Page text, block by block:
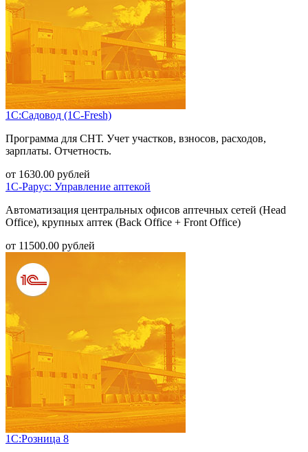
1С:Садовод (1С-Fresh)
Программа для СНТ. Учет участков, взносов, расходов,
зарплаты. Отчетность.
от 1630.00 рублей
1С-Рарус: Управление аптекой
Автоматизация центральных офисов аптечных сетей (Head
Office), крупных аптек (Back Office + Front Office)
от 11500.00 рублей
1С:Розница 8